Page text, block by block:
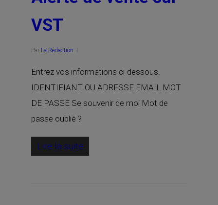
VST
Par La Rédaction
Entrez vos informations ci-dessous.
IDENTIFIANT OU ADRESSE EMAIL MOT
DE PASSE Se souvenir de moi Mot de
passe oublié ?
Lire la suite